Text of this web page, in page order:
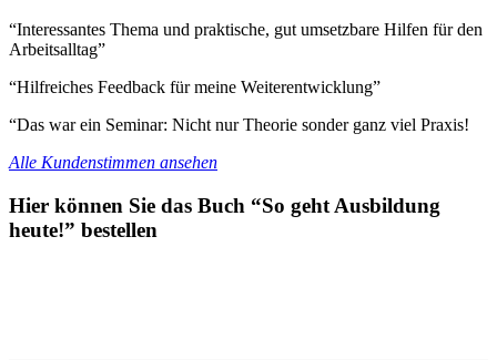
“Interessantes Thema und praktische, gut umsetzbare Hilfen für den
Arbeitsalltag”
“Hilfreiches Feedback für meine Weiterentwicklung”
“Das war ein Seminar: Nicht nur Theorie sonder ganz viel Praxis!
Alle Kundenstimmen ansehen
Hier können Sie das Buch “So geht Ausbildung
heute!” bestellen